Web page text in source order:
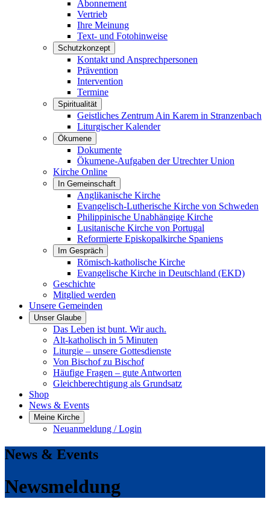
Abonnement
Vertrieb
Ihre Meinung
Text- und Fotohinweise
Schutzkonzept
Kontakt und Ansprechpersonen
Prävention
Intervention
Termine
Spiritualität
Geistliches Zentrum Ain Karem in Stranzenbach
Liturgischer Kalender
Ökumene
Dokumente
Ökumene-Aufgaben der Utrechter Union
Kirche Online
In Gemeinschaft
Anglikanische Kirche
Evangelisch-Lutherische Kirche von Schweden
Philippinische Unabhängige Kirche
Lusitanische Kirche von Portugal
Reformierte Episkopalkirche Spaniens
Im Gespräch
Römisch-katholische Kirche
Evangelische Kirche in Deutschland (EKD)
Geschichte
Mitglied werden
Unsere Gemeinden
Unser Glaube
Das Leben ist bunt. Wir auch.
Alt-katholisch in 5 Minuten
Liturgie – unsere Gottesdienste
Von Bischof zu Bischof
Häufige Fragen – gute Antworten
Gleichberechtigung als Grundsatz
Shop
News & Events
Meine Kirche
Neuanmeldung / Login
News & Events
Newsmeldung